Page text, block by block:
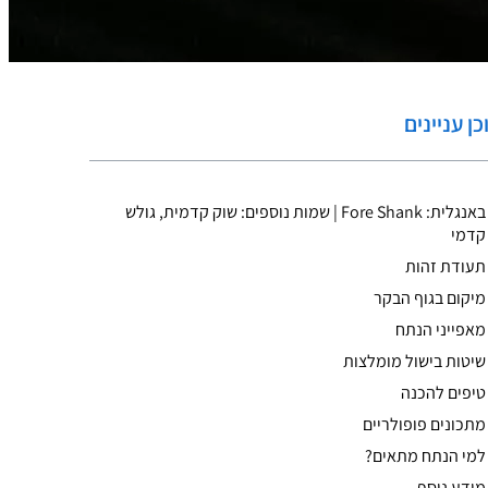
עניינים
באנגלית: Fore Shank | שמות נוספים: שוק קדמית, גולש
קדמי
תעודת זהות
מיקום בגוף הבקר
מאפייני הנתח
שיטות בישול מומלצות
טיפים להכנה
מתכונים פופולריים
למי הנתח מתאים?